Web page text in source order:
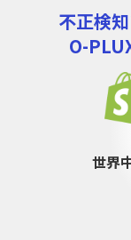
不正検
O-
世界